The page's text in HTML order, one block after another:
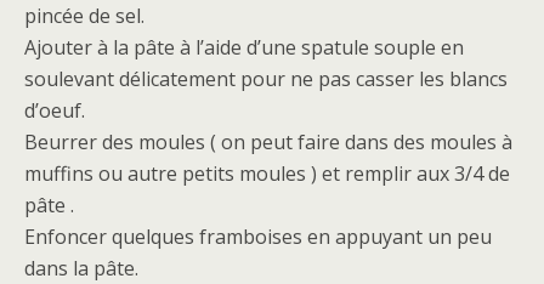
pincée de sel.
Ajouter à la pâte à l’aide d’une spatule souple en
soulevant délicatement pour ne pas casser les blancs
d’oeuf.
Beurrer des moules ( on peut faire dans des moules à
muffins ou autre petits moules ) et remplir aux 3/4 de
pâte .
Enfoncer quelques framboises en appuyant un peu
dans la pâte.